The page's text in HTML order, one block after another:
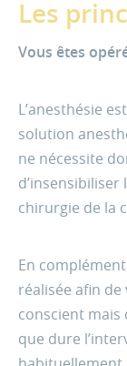
Les
Vous êtes
L’anesthésie
solution
ne nécessite
chirurgie de la
En
réalisée afin
conscient mais
que dure